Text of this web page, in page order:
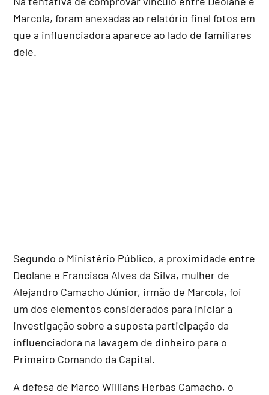
Marcola, foram anexadas ao relatório final fotos em
que a influenciadora aparece ao lado de familiares
dele.
Segundo o Ministério Público, a proximidade entre
Deolane e Francisca Alves da Silva, mulher de
Alejandro Camacho Júnior, irmão de Marcola, foi
um dos elementos considerados para iniciar a
investigação sobre a suposta participação da
influenciadora na lavagem de dinheiro para o
Primeiro Comando da Capital.
A defesa de Marco Willians Herbas Camacho, o